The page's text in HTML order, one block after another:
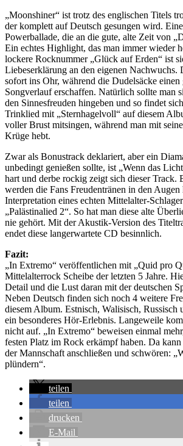
„Moonshiner“ ist trotz des englischen Titels
der komplett auf Deutsch gesungen wird.
Powerballade, die an die gute, alte Zeit von
Ein echtes Highlight, das man immer wieder
lockere Rocknummer „Glück auf Erden“ ist
Liebeserklärung an den eigenen Nachwuchs.
sofort ins Ohr, während die Dudelsäcke einen
Songverlauf erschaffen. Natürlich sollte man
den Sinnesfreuden hingeben und so findet
Trinklied mit „Sternhagelvoll“ auf diesem
voller Brust mitsingen, während man mit
Krüge hebt.
Zwar als Bonustrack deklariert, aber ein
unbedingt genießen sollte, ist „Wenn das
hart und derbe rockig zeigt sich dieser Track.
werden die Fans Freudentränen in den Augen
Interpretation eines echten Mittelalter-
„Palästinalied 2“. So hat man diese alte
nie gehört. Mit der Akustik-Version des
endet diese langerwartete CD besinnlich.
Fazit:
„In Extremo“ veröffentlichen mit „Quid pro
Mittelalterrock Scheibe der letzten 5 Jahre.
Detail und die Lust daran mit der deutschen
Neben Deutsch finden sich noch 4 weitere
diesem Album. Estnisch, Walisisch, Russisch
ein besonderes Hör-Erlebnis. Langeweile
nicht auf. „In Extremo“ beweisen einmal
festen Platz im Rock erkämpf haben. Da
der Mannschaft anschließen und schwören:
plündern“.
teilen
teilen
drucken
E-Mail